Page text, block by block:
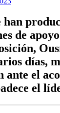
han
de
días,
ante el
el